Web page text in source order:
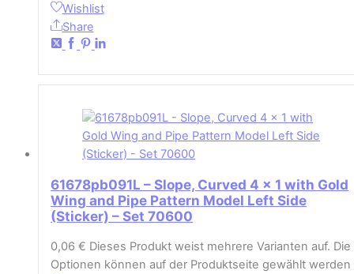
Wishlist
Share
61678pb091L – Slope, Curved 4 x 1 with Gold
Wing and Pipe Pattern Model Left Side
(Sticker) – Set 70600
0,06 € Dieses Produkt weist mehrere Varianten auf. Die
Optionen können auf der Produktseite gewählt werden